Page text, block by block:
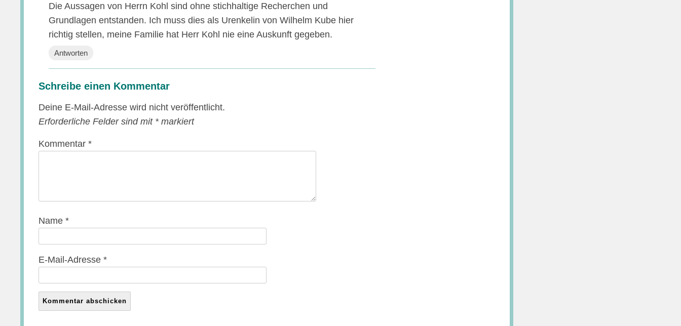
Die Aussagen von Herrn Kohl sind ohne stichhaltige Recherchen und
Grundlagen entstanden. Ich muss dies als Urenkelin von Wilhelm Kube hier
richtig stellen, meine Familie hat Herr Kohl nie eine Auskunft gegeben.
Antworten
Schreibe einen Kommentar
Deine E-Mail-Adresse wird nicht veröffentlicht.
Erforderliche Felder sind mit *markiert
Kommentar*
Name*
E-Mail-Adresse*